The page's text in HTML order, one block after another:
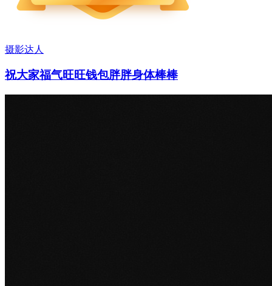
摄影达人
祝大家福气旺旺钱包胖胖身体棒棒